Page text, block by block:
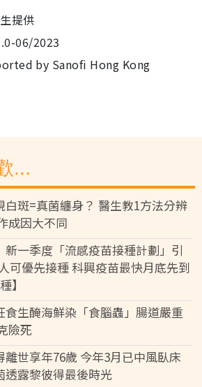
提供
06/2023
by Sanofi Hong Kong
...
斑=真菌纏身？ 醫生教1方法分辨
成因大不同
新一季度「流感疫苗接種計劃」引
可優先接種 科興疫苗最快月底先到
】
食生醃海鮮染「食腦蟲」腸道嚴重
險死
世享年76歲 今年3月已中風臥床
露黎彼得最後時光